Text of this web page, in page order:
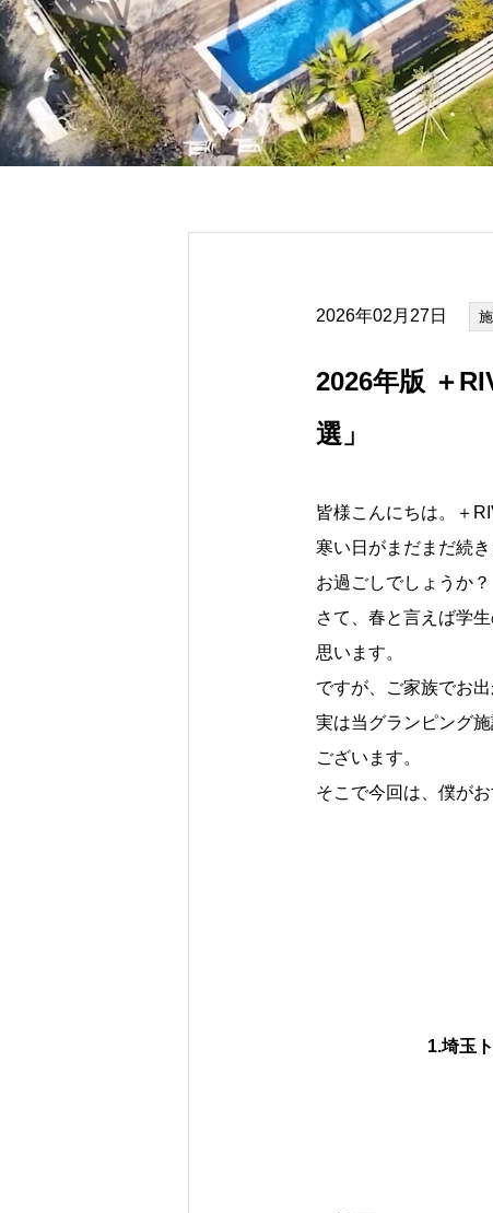
2026年02月27日
2026年版 ＋
選」
皆様こんにちは。＋
寒い日がまだまだ続
お過ごしでしょうか？
さて、春と言えば学
思います。
ですが、ご家族でお
実は当グランピング
ございます。
そこで今回は、僕がお
1.埼玉